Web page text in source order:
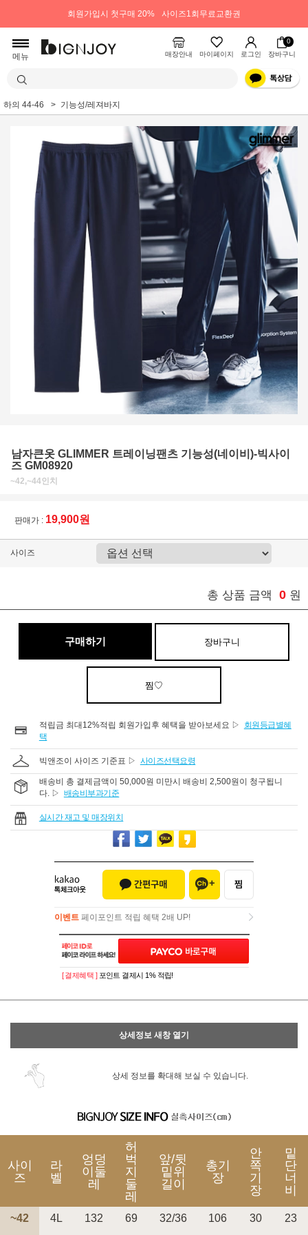
회원가입시 첫구매 20% 사이즈1회무료교환권
메뉴 매장안내 마이페이지 로그인
0
장바구니
하의 44-46 기능성/레져바지
남자큰옷 GLIMMER 트레이닝팬츠 기능성(네이비)-빅사이
즈 GM08920
~42,~44인치
판매가 : 19,900원
사이즈
총 상품 금액 0 원
구매하기 장바구니
찜♡
적립금 최대12%적립 회원가입후 혜택을 받아보세요 ▷
회원등급별혜
택
빅앤조이 사이즈 기준표 ▷ 사이즈선택요령
배송비 총 결제금액이 50,000원 미만시 배송비 2,500원이 청구됩니
다. ▷ 배송비부과기준
실시간 재고 및 매장위치
이벤트 페이포인트 적립 혜택 2배 UP!
이벤트페이포인트 적립 혜택 2배 UP!
[ 결제혜택 ] 포인트 결제시 1% 적립!
상세정보 새창 열기
상세 정보를 확대해 보실 수 있습니다.
사이
즈
라
벨
엉덩
이둘
레
허
벅
지
둘
레
앞/뒷
밑위
길이
총기
장
안
쪽
기
장
밑
단
너
비
~42 4L 132 69 32/36 106 30
23